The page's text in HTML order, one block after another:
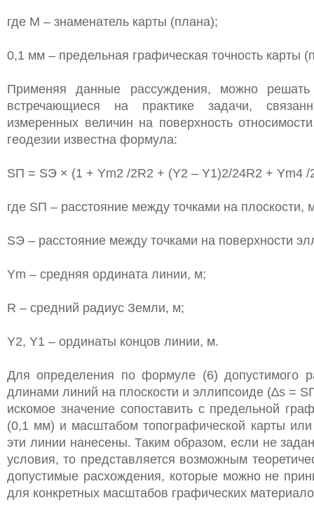
где М – знаменатель карты (плана);
0,1 мм – предельная графическая точность карты
Применяя данные рассуждения, можно решать
встречающиеся на практике задачи,
измеренных величин на поверхность
геодезии известна формула:
SП = SЭ × (1 + Ym2 /2R2 + (Y2 – Y1)2/24R2 + Ym4 /
где SП – расстояние между точками на плоскости,
SЭ – расстояние между точками на поверхности
Ym – средняя ордината линии, м;
R – средний радиус Земли, м;
Y2, Y1 – ординаты концов линии, м.
Для определения по формуле (6) допустимого
длинами линий на плоскости и эллипсоиде (∆s =
искомое значение сопоставить с предельной
(0,1 мм) и масштабом топографической карты
эти линии нанесены. Таким образом, если не
условия, то представляется возможным
допустимые расхождения, которые можно не
для конкретных масштабов графических